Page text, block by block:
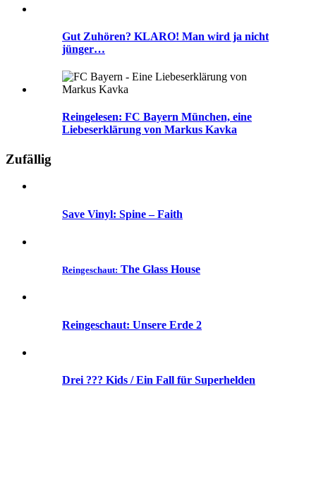
Gut Zuhören? KLARO! Man wird ja nicht
jünger…
Reingelesen: FC Bayern München, eine
Liebeserklärung von Markus Kavka
Zufällig
Save Vinyl: Spine – Faith
Reingeschaut: The Glass House
Reingeschaut: Unsere Erde 2
Drei ??? Kids / Ein Fall für Superhelden